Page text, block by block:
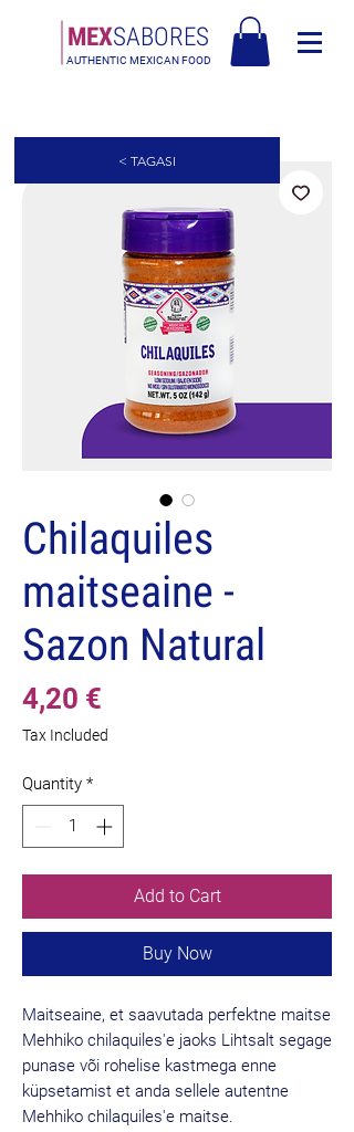
MEXSABORES
AUTHENTIC MEXICAN FOOD
Chilaquiles
maitseaine -
Sazon Natural
4,20 €
Tax Included
Quantity *
Add to Cart
Buy Now
Maitseaine, et saavutada perfektne maitse
Mehhiko chilaquiles'e jaoks Lihtsalt segage
punase või rohelise kastmega enne
küpsetamist et anda sellele autentne
Mehhiko chilaquiles'e maitse.
< TAGASI